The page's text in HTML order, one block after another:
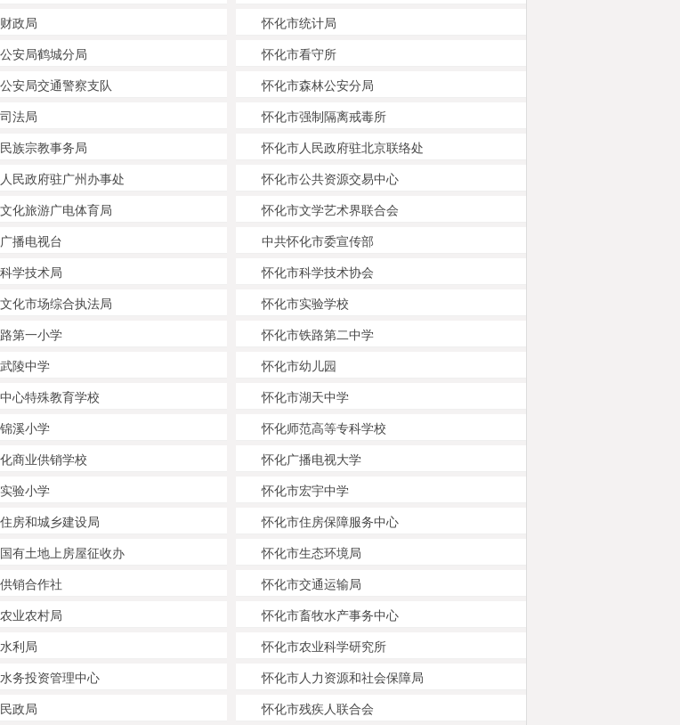
政局 怀化市统计局
安局鹤城分局 怀化市看守所
安局交通警察支队 怀化市森林公安分局
法局 怀化市强制隔离戒毒所
族宗教事务局 怀化市人民政府驻北京联络处
民政府驻广州办事处 怀化市公共资源交易中心
化旅游广电体育局 怀化市文学艺术界联合会
播电视台 中共怀化市委宣传部
学技术局 怀化市科学技术协会
化市场综合执法局 怀化市实验学校
第一小学 怀化市铁路第二中学
陵中学 怀化市幼儿园
心特殊教育学校 怀化市湖天中学
溪小学 怀化师范高等专科学校
商业供销学校 怀化广播电视大学
验小学 怀化市宏宇中学
房和城乡建设局 怀化市住房保障服务中心
有土地上房屋征收办 怀化市生态环境局
销合作社 怀化市交通运输局
业农村局 怀化市畜牧水产事务中心
利局 怀化市农业科学研究所
务投资管理中心 怀化市人力资源和社会保障局
政局 怀化市残疾人联合会